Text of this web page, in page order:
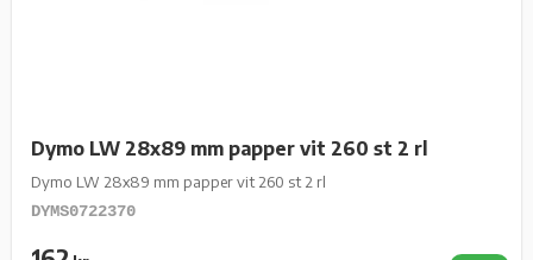
Dymo LW 28x89 mm papper vit 260 st 2 rl
Dymo LW 28x89 mm papper vit 260 st 2 rl
DYMS0722370